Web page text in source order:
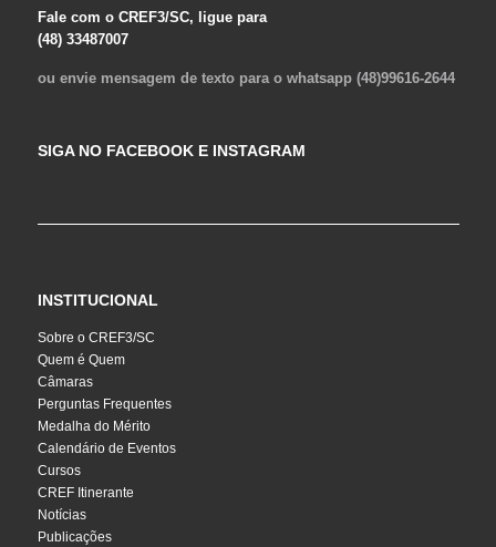
Fale com o CREF3/SC, ligue para
(48) 33487007
ou envie mensagem de texto para o whatsapp (48)99616-2644
SIGA NO FACEBOOK E INSTAGRAM
INSTITUCIONAL
Sobre o CREF3/SC
Quem é Quem
Câmaras
Perguntas Frequentes
Medalha do Mérito
Calendário de Eventos
Cursos
CREF Itinerante
Notícias
Publicações